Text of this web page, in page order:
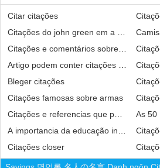
Citar citações
Citações do john green em a culpa é
Citações e comentários sobre plagios
Artigo podem conter citações diretas
Bleger citações
Citações famosas sobre armas
Citações e referencias que permite uma
A importancia da educação infantil
Citações closer
As 50